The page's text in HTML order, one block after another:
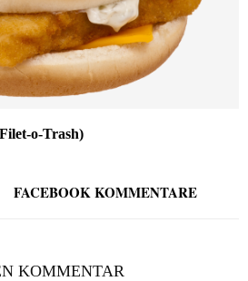
o-Trash)
FACEBOOK KOMMENTARE
KOMMENTAR